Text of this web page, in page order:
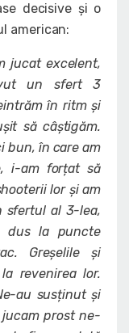
decisive și o
american:
jucat excelent,
un sfert 3
în ritm și
să câștigăm.
bun, în care am
i-am forțat să
lor și am
sfertul al 3-lea,
dus la puncte
Greșelile și
revenirea lor.
au susținut și
prost ne-